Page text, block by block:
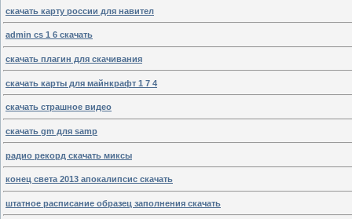
скачать карту россии для навител
admin cs 1 6 скачать
скачать плагин для скачивания
скачать карты для майнкрафт 1 7 4
скачать страшное видео
скачать gm для samp
радио рекорд скачать миксы
конец света 2013 апокалипсис скачать
штатное расписание образец заполнения скачать